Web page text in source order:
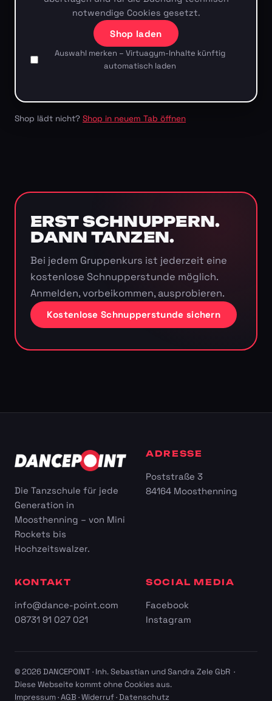
notwendige Cookies gesetzt.
Shop laden
Auswahl merken – Virtuagym-Inhalte künftig
automatisch laden
Shop lädt nicht? Shop in neuem Tab öffnen
ERST SCHNUPPERN.
DANN TANZEN.
Bei jedem Gruppenkurs ist jederzeit eine
kostenlose Schnupperstunde möglich.
Anmelden, vorbeikommen, ausprobieren.
Kostenlose Schnupperstunde sichern
Die Tanzschule für jede
Generation in
Moosthenning – von Mini
Rockets bis
Hochzeitswalzer.
ADRESSE
Poststraße 3
84164 Moosthenning
KONTAKT
info@dance-point.com
08731 91 027 021
SOCIAL MEDIA
Facebook
Instagram
© 2026 DANCEPOINT · Inh. Sebastian und Sandra Zele GbR ·
Diese Webseite kommt ohne Cookies aus.
Impressum·AGB ·Widerruf·Datenschutz